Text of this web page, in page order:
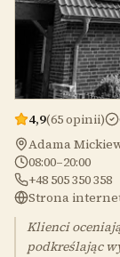
4,9(65 opinii)
Adama
08:00–20:00
+48 505 350 358
Strona
Klienci
podkreślając